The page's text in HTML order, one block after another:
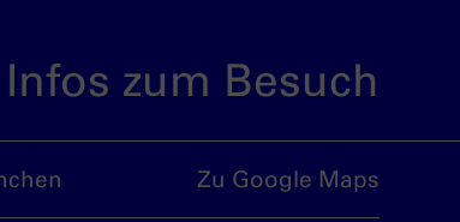
Infos zum Besuch
Zu Google Maps